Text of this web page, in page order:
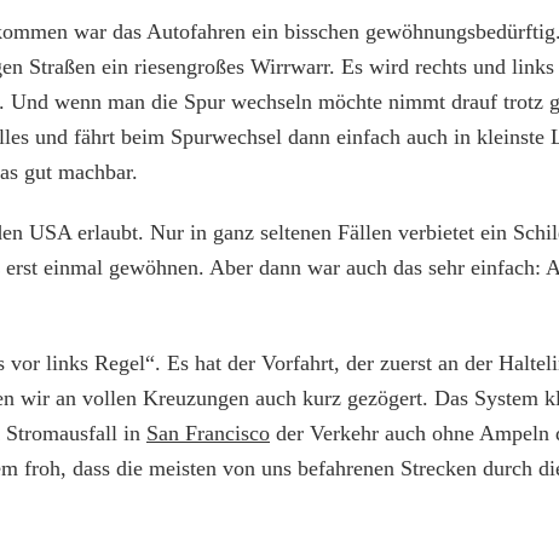
war das Autofahren ein bisschen
Straßen ein riesengroßes Wirrwarr. Es wird rechts und
Und wenn man die Spur wechseln möchte nimmt drauf trotz
und fährt beim Spurwechsel dann einfach auch in kleinste
gut machbar.
USA erlaubt. Nur in ganz seltenen Fällen verbietet ein
einmal gewöhnen. Aber dann war auch das sehr einfach:
vor links Regel“. Es hat der Vorfahrt, der zuerst an der
wir an vollen Kreuzungen auch kurz gezögert. Das System
in San Francisco der Verkehr auch ohne Ampeln
froh, dass die meisten von uns befahrenen Strecken durch